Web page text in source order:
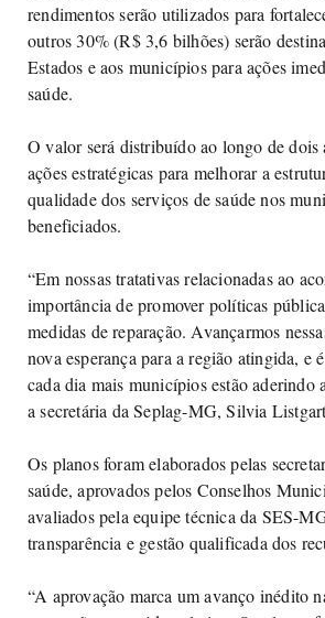
rendimentos serão utilizados para
outros 30% (R$ 3,6 bilhões) serão
Estados e aos municípios para ações
saúde.
O valor será distribuído ao longo de dois
ações estratégicas para melhorar a
qualidade dos serviços de saúde nos
beneficiados.
“Em nossas tratativas relacionadas ao
importância de promover políticas
medidas de reparação. Avançarmos
nova esperança para a região atingida, e
cada dia mais municípios estão aderindo
a secretária da Seplag-MG, Silvia
Os planos foram elaborados pelas
saúde, aprovados pelos Conselhos
avaliados pela equipe técnica da SES-
transparência e gestão qualificada dos
“A aprovação marca um avanço inédito